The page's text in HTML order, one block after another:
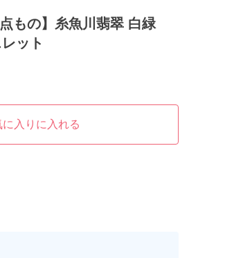
もの】糸魚川翡翠 白緑
ット
に入りに入れる